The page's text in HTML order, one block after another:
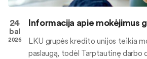
24
bal
2026
Informacija apie mokėjimus
LKU grupės kredito unijos teikia
paslaugą, todėl Tarptautinę darbo